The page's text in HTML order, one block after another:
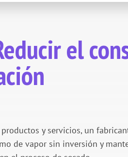
el
y servicios, un
de vapor sin inversión y